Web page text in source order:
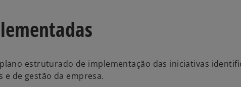
estruturado de implementação das iniciativas
de gestão da empresa.